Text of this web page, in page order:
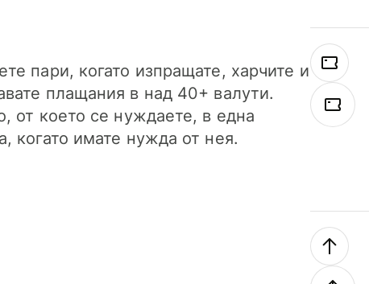
пари, когато изпращате, харчите и
плащания в над 40+ валути.
от което се нуждаете, в една
когато имате нужда от нея.